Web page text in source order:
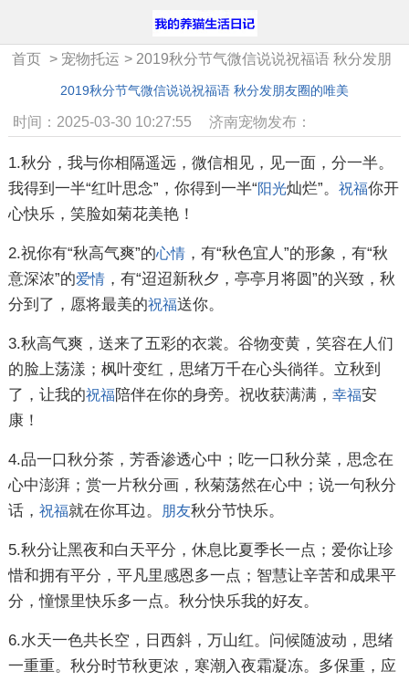
首页 > 宠物托运 > 2019秋分节气微信说说祝福语 秋分发朋
友圈的唯美2019秋分节气微信说说祝福语 秋分发朋友圈的唯美
时间：2025-03-30 10:27:55 济南宠物发布：
1.秋分，我与你相隔遥远，微信相见，见一面，分一半。
我得到一半“红叶思念”，你得到一半“阳光灿烂”。 祝福你开
心快乐，笑脸如菊花美艳！
2.祝你有“秋高气爽”的心情，有“秋色宜人”的形象，有“秋
意深浓”的爱情，有“迢迢新秋夕，亭亭月将圆”的兴致，秋
分到了，愿将最美的祝福送你。
3.秋高气爽，送来了五彩的衣裳。谷物变黄，笑容在人们
的脸上荡漾；枫叶变红，思绪万千在心头徜徉。立秋到
了，让我的祝福陪伴在你的身旁。祝收获满满， 幸福安
康！
4.品一口秋分茶，芳香渗透心中；吃一口秋分菜，思念在
心中澎湃；赏一片秋分画，秋菊荡然在心中；说一句秋分
话， 祝福就在你耳边。 朋友秋分节快乐。
5.秋分让黑夜和白天平分，休息比夏季长一点；爱你让珍
惜和拥有平分，平凡里感恩多一点；智慧让辛苦和成果平
分，憧憬里快乐多一点。秋分快乐我的好友。
6.水天一色共长空，日西斜，万山红。问候随波动，思绪
一重重。秋分时节秋更浓，寒潮入夜霜凝冻。多保重，应